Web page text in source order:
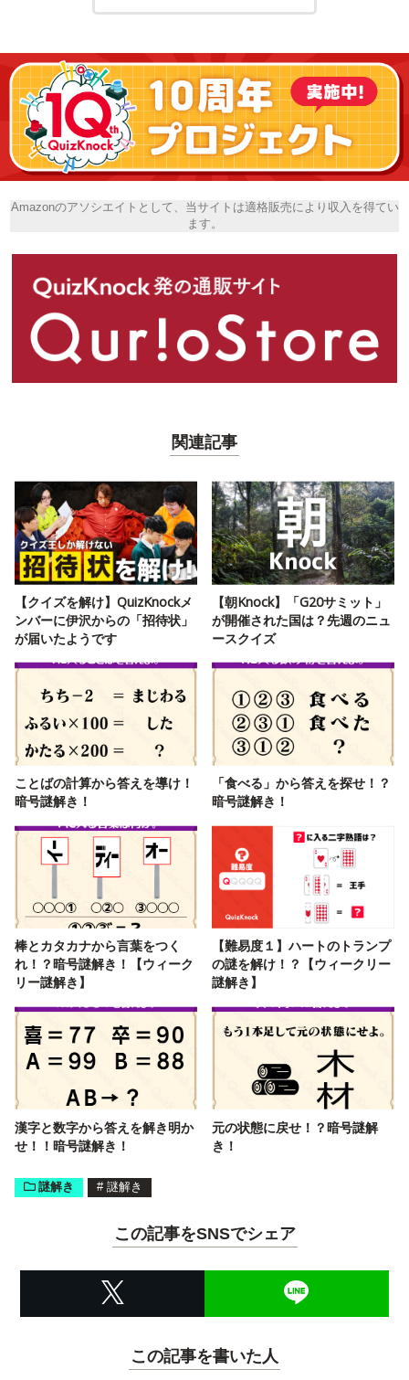
Amazonのアソシエイトとして、当サイトは適格販売により収入を得てい
ます。
関連記事
【クイズを解け】QuizKnockメ
ンバーに伊沢からの「招待状」
が届いたようです
【朝Knock】「G20サミット」
が開催された国は？先週のニュ
ースクイズ
ことばの計算から答えを導け！
暗号謎解き！
「食べる」から答えを探せ！？
暗号謎解き！
棒とカタカナから言葉をつく
れ！？暗号謎解き！【ウィーク
リー謎解き】
【難易度１】ハートのトランプ
の謎を解け！？【ウィークリー
謎解き】
漢字と数字から答えを解き明か
せ！！暗号謎解き！
元の状態に戻せ！？暗号謎解
き！
謎解き # 謎解き
この記事をSNSでシェア
この記事を書いた人